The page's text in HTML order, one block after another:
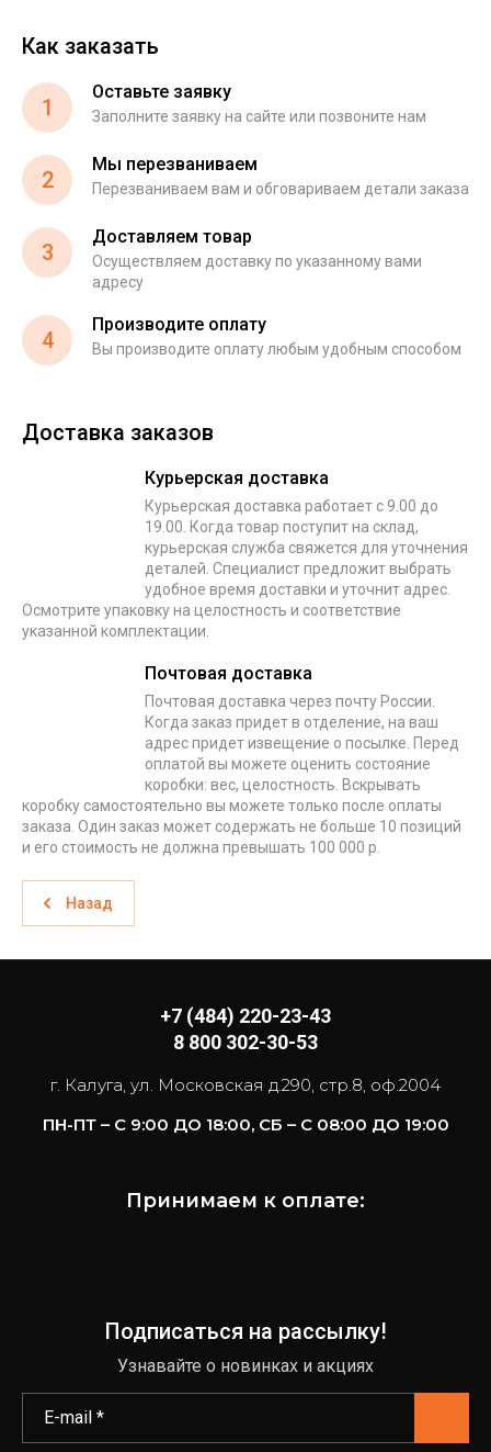
Как заказать
1
Оставьте заявку
Заполните заявку на сайте или позвоните нам
2
Мы перезваниваем
Перезваниваем вам и обговариваем детали заказа
3
Доставляем товар
Осуществляем доставку по указанному вами
адресу
4
Производите оплату
Вы производите оплату любым удобным способом
Доставка заказов
Курьерская доставка
Курьерская доставка работает с 9.00 до
19.00. Когда товар поступит на склад,
курьерская служба свяжется для уточнения
деталей. Специалист предложит выбрать
удобное время доставки и уточнит адрес.
Осмотрите упаковку на целостность и соответствие
указанной комплектации.
Почтовая доставка
Почтовая доставка через почту России.
Когда заказ придет в отделение, на ваш
адрес придет извещение о посылке. Перед
оплатой вы можете оценить состояние
коробки: вес, целостность. Вскрывать
коробку самостоятельно вы можете только после оплаты
заказа. Один заказ может содержать не больше 10 позиций
и его стоимость не должна превышать 100 000 р.
Назад
+7 (484) 220-23-43
8 800 302-30-53
г. Калуга, ул. Московская д.290, стр.8, оф.2004
ПН-ПТ – С 9:00 ДО 18:00, СБ – С 08:00 ДО 19:00
Принимаем к оплате:
Подписаться на рассылку!
Узнавайте о новинках и акциях